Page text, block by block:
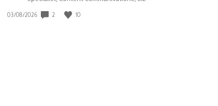
Date
03/08/2026 2 10